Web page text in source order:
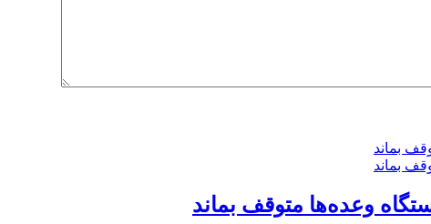
وعده‌ها متوقف بماند